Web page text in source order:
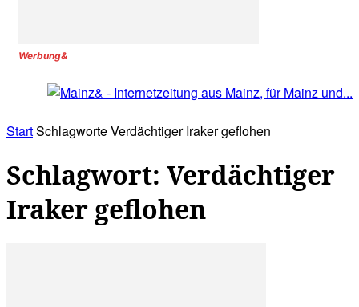
Werbung&
StartSchlagworteVerdächtiger Iraker geflohen
Schlagwort: Verdächtiger
Iraker geflohen